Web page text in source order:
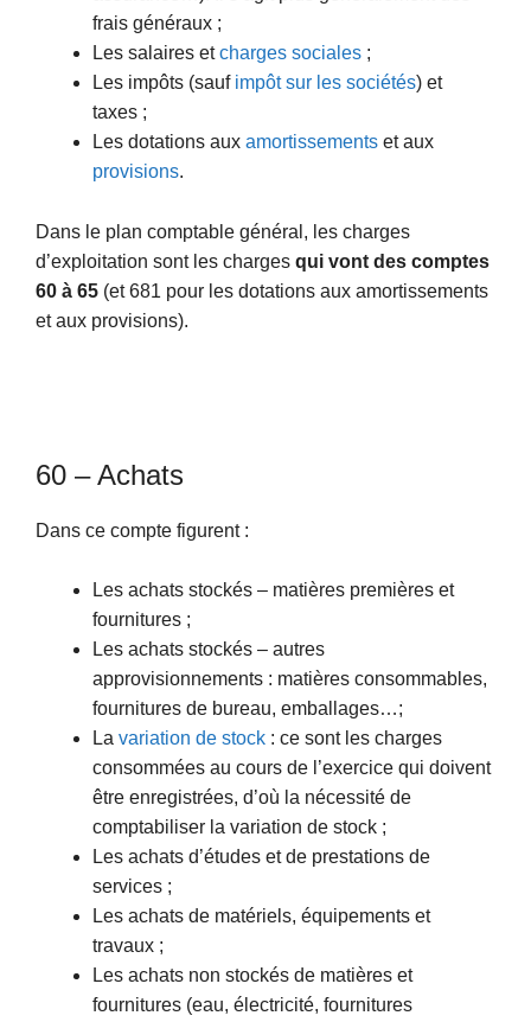
frais généraux ;
Les salaires etcharges sociales ;
Les impôts (sauf impôt sur les sociétés) et
taxes ;
Les dotations aux amortissements et aux
provisions.
Dans le plan comptable général, les charges
d’exploitation sont les charges qui vont des comptes
60 à 65 (et 681 pour les dotations aux amortissements
et aux provisions).
60 – Achats
Dans ce compte figurent :
Les achats stockés – matières premières et
fournitures ;
Les achats stockés – autres
approvisionnements : matières consommables,
fournitures de bureau, emballages…;
La variation de stock : ce sont les charges
consommées au cours de l’exercice qui doivent
être enregistrées, d’où la nécessité de
comptabiliser la variation de stock ;
Les achats d’études et de prestations de
services ;
Les achats de matériels, équipements et
travaux ;
Les achats non stockés de matières et
fournitures (eau, électricité, fournitures